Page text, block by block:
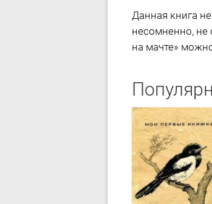
Данная книга
несомненно, не
на мачте»